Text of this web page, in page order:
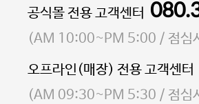
대표 이성현,박영환| 개인정보
소재지 서울특별시 마포구 마
통신판매업 신고번호 2023-
사업자등록번호 105-81-
공식몰 전용 고객센터
(AM 10:00~PM 5:00 / 점심
오프라인(매장) 전용 고객센터
(AM 09:30~PM 5:30 / 점심